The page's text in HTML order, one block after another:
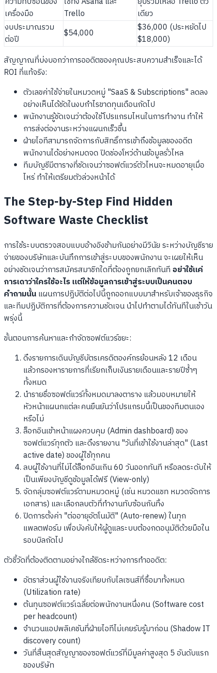
เครื่องมือ
Trello
เดียว
งบประมาณรวม
ต่อปี
$54,000
$36,000 (ประหยัดไป
$18,000)
สัญญาณที่บ่งบอกว่าการออดิตของคุณประสบความสำเร็จและได้
ROI ที่แท้จริง:
ตัวเลขค่าใช้จ่ายในหมวดหมู่ "SaaS & Subscriptions" ลดลง
อย่างเห็นได้ชัดในงบกำไรขาดทุนเดือนถัดไป
พนักงานรู้ชัดเจนว่าต้องใช้โปรแกรมไหนในการทำงาน ทำให้
การส่งต่องานระหว่างแผนกเร็วขึ้น
ฝ่ายไอทีสามารถจัดการกับสิทธิ์การเข้าถึงข้อมูลของอดีต
พนักงานได้อย่างหมดจด ปิดช่องโหว่ด้านข้อมูลรั่วไหล
ทีมบัญชีมีตารางที่ชัดเจนว่าซอฟต์แวร์ตัวไหนจะหมดอายุเมื่อ
ไหร่ ทำให้เตรียมตัวล่วงหน้าได้
The Step-by-Step Find Hidden
Software Waste Checklist
การใช้ระบบตรวจสอบแบบอ้างอิงข้ามกันอย่างมีวินัย ระหว่างบัญชีราย
จ่ายของบริษัทและบันทึกการเข้าสู่ระบบของพนักงาน จะเผยให้เห็น
อย่างชัดเจนว่าการสมัครสมาชิกใดที่ต้องถูกยกเลิกทันที อย่าใช้แค่
การเดาว่าใครใช้อะไร แต่ให้ข้อมูลการเข้าสู่ระบบเป็นคนตอบ
คำถามนั้นแผนการปฏิบัติต่อไปนี้ถูกออกแบบมาสำหรับเจ้าของธุรกิจ
และทีมปฏิบัติการที่ต้องการความชัดเจน นำไปทำตามได้ทันทีในเช้าวัน
พรุ่งนี้
ขั้นตอนการค้นหาและกำจัดซอฟต์แวร์ขยะ:
ดึงรายการเดินบัญชีบัตรเครดิตองค์กรย้อนหลัง 12 เดือน
แล้วกรองหารายการที่เรียกเก็บเงินรายเดือนและรายปีซ้ำๆ
ทั้งหมด
นำรายชื่อซอฟต์แวร์ทั้งหมดมาลงตาราง แล้วมอบหมายให้
หัวหน้าแผนกแต่ละคนยืนยันว่าโปรแกรมนี้เป็นของทีมตนเอง
หรือไม่
ล็อกอินเข้าหน้าแผงควบคุม (Admin dashboard) ของ
ซอฟต์แวร์ทุกตัว และดึงรายงาน "วันที่เข้าใช้งานล่าสุด" (Last
active date) ของผู้ใช้ทุกคน
ลบผู้ใช้งานที่ไม่ได้ล็อกอินเกิน 60 วันออกทันที หรือลดระดับให้
เป็นเพียงบัญชีดูข้อมูลได้ฟรี (View-only)
จัดกลุ่มซอฟต์แวร์ตามหมวดหมู่ (เช่น หมวดแชท หมวดจัดการ
เอกสาร) และเลือกลบตัวที่ทำงานทับซ้อนกันทิ้ง
ปิดการตั้งค่า "ต่ออายุอัตโนมัติ" (Auto-renew) ในทุก
แพลตฟอร์ม เพื่อบังคับให้ผู้ดูแลระบบต้องกดอนุมัติด้วยมือใน
รอบบิลถัดไป
ตัวชี้วัดที่ต้องติดตามอย่างใกล้ชิดระหว่างการทำออดิต:
อัตราส่วนผู้ใช้งานจริงเทียบกับไลเซนส์ที่ซื้อมาทั้งหมด
(Utilization rate)
ต้นทุนซอฟต์แวร์เฉลี่ยต่อพนักงานหนึ่งคน (Software cost
per headcount)
จำนวนแอปพลิเคชันที่ฝ่ายไอทีไม่เคยรับรู้มาก่อน (Shadow IT
discovery count)
วันที่สิ้นสุดสัญญาของซอฟต์แวร์ที่มีมูลค่าสูงสุด 5 อันดับแรก
ของบริษัท